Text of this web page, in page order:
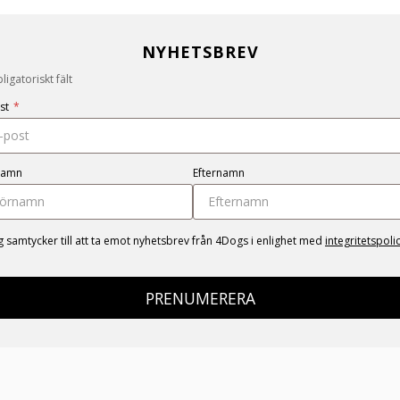
NYHETSBREV
fält
*
Efternamn
samtycker till att ta emot nyhetsbrev från 4Dogs i enlighet med
PRENUMERERA